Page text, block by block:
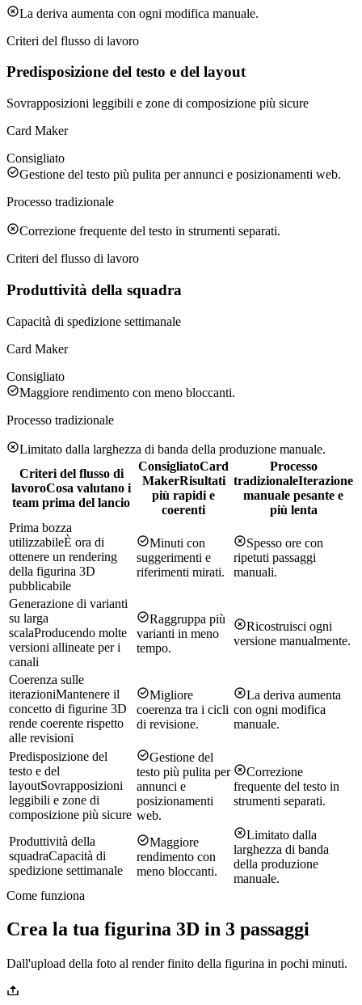
La deriva aumenta con ogni modifica manuale.
Criteri del flusso di lavoro
Predisposizione del testo e del layout
Sovrapposizioni leggibili e zone di composizione più sicure
Card Maker
Consigliato
Gestione del testo più pulita per annunci e posizionamenti web.
Processo tradizionale
Correzione frequente del testo in strumenti separati.
Criteri del flusso di lavoro
Produttività della squadra
Capacità di spedizione settimanale
Card Maker
Consigliato
Maggiore rendimento con meno bloccanti.
Processo tradizionale
Limitato dalla larghezza di banda della produzione manuale.
Criteri del flusso di
lavoroCosa valutano i
team prima del lancio
ConsigliatoCard
MakerRisultati
più rapidi e
coerenti
Processo
tradizionaleIterazione
manuale pesante e
più lenta
Prima bozza
utilizzabileÈ ora di
ottenere un rendering
della figurina 3D
pubblicabile
Minuti con
suggerimenti e
riferimenti mirati.
Spesso ore con
ripetuti passaggi
manuali.
Generazione di varianti
su larga
scalaProducendo molte
versioni allineate per i
canali
Raggruppa più
varianti in meno
tempo.
Ricostruisci ogni
versione manualmente.
Coerenza sulle
iterazioniMantenere il
concetto di figurine 3D
rende coerente rispetto
alle revisioni
Migliore
coerenza tra i cicli
di revisione.
La deriva aumenta
con ogni modifica
manuale.
Predisposizione del
testo e del
layoutSovrapposizioni
leggibili e zone di
composizione più sicure
Gestione del
testo più pulita per
annunci e
posizionamenti
web.
Correzione
frequente del testo in
strumenti separati.
Produttività della
squadraCapacità di
spedizione settimanale
Maggiore
rendimento con
meno bloccanti.
Limitato dalla
larghezza di banda
della produzione
manuale.
Come funziona
Crea la tua figurina 3D in 3 passaggi
Dall'upload della foto al render finito della figurina in pochi minuti.